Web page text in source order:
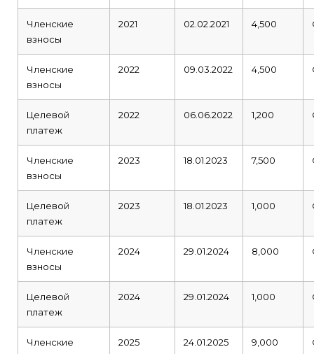
Членские
взносы
2021 02.02.2021 4,500
Членские
взносы
2022 09.03.2022 4,500
Целевой
платеж
2022 06.06.2022 1,200
Членские
взносы
2023 18.01.2023 7,500
Целевой
платеж
2023 18.01.2023 1,000
Членские
взносы
2024 29.01.2024 8,000
Целевой
платеж
2024 29.01.2024 1,000
Членские
2025 24.01.2025 9,000